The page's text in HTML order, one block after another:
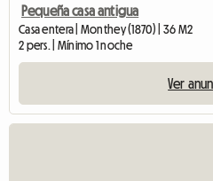
Pequeña casa antigua
Casa entera | Monthey (1870) | 36 M2
2 pers. | Mínimo 1 noche
Ver